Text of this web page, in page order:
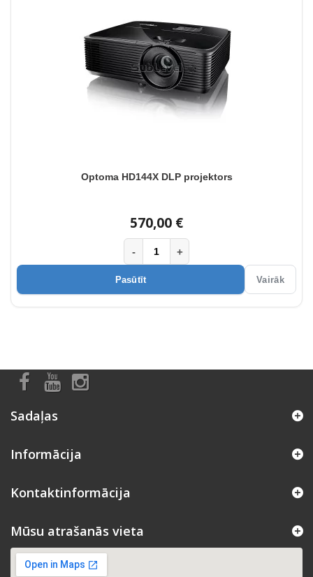
Optoma HD144X DLP projektors
570,00 €
- +
Pasūtīt Vairāk
Sadaļas
Informācija
Kontaktinformācija
Mūsu atrašanās vieta